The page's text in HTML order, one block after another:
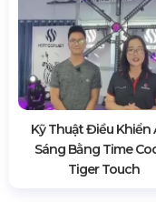
Kỹ Thuật Điều Khiển
Sáng Bằng Time
Tiger Touch